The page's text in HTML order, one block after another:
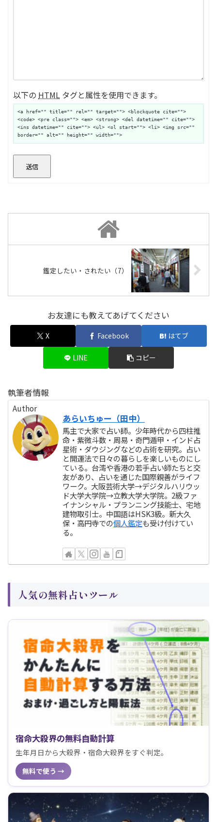
以下の HTML タグと属性を使用できます。
<a href="" title="" rel="" target=""> <blockquote cite="">
<code> <pre class=""> <em> <strong> <del datetime="" cite="">
<ins datetime="" cite=""> <ul> <ol start=""> <li> <img src=""
border="" alt="" height="" width="">
送信
鑑定したい・されたい（7）
お友達にも教えてあげてください
X Facebook はてブ
LINE コピー
執筆者情報
Author
あらいちゅー（田中）
馬主で大家で占い師。少年時代から四柱推
命・紫微斗数・周易・奇門遁甲・インド占
星術・ダウジングなどの占術を研究。占い
と開運法で日々の暮らしを楽しいものにし
ている。台湾や香港の若手占い師たちと交
友があり、占いを通じた国際親善がライフ
ワーク。大阪芸術大学→デジタルハリウッ
ド大学大学院→立教大学大学院。2級ファ
イナンシャル・プランニング技能士、宅地
建物取引士。中国語はHSK3級。新大久
保・高円寺での個人鑑定も受け付けてい
る。
人気の無料占いツール
宿命大殺界の無料自動計算
生年月日から大殺界・宿命大殺界をすぐ判定。
無料で使う →